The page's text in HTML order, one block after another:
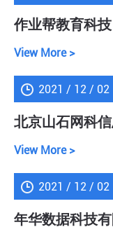
作业帮教育科
View More >
2021 / 12 / 02
北京山石网科
View More >
2021 / 12 / 02
年华数据科技